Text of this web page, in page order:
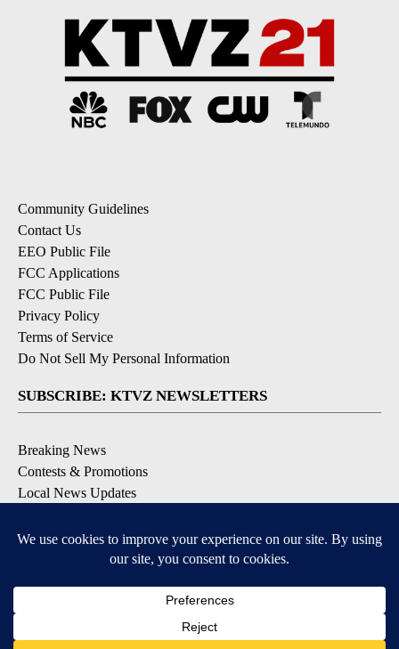
Community Guidelines
Contact Us
EEO Public File
FCC Applications
FCC Public File
Privacy Policy
Terms of Service
Do Not Sell My Personal Information
SUBSCRIBE: KTVZ NEWSLETTERS
Breaking News
Contests & Promotions
Local News Updates
Local Alert Weather Warnings
Apple & Google Play Stores